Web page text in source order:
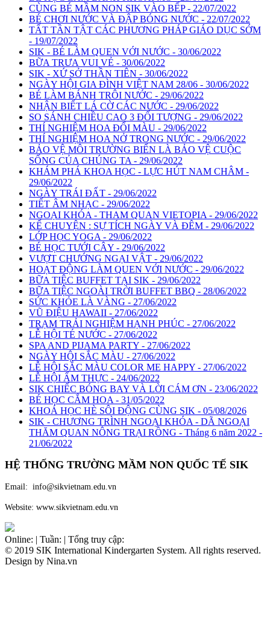
CÙNG BÉ MẦM NON SIK VÀO BẾP - 22/07/2022
BÉ CHƠI NƯỚC VÀ ĐẬP BÓNG NƯỚC - 22/07/2022
TẤT TẦN TẬT CÁC PHƯƠNG PHÁP GIÁO DỤC SỚM
- 19/07/2022
SIK - BÉ LÀM QUEN VỚI NƯỚC - 30/06/2022
BỮA TRƯA VUI VẺ - 30/06/2022
SIK - XỨ SỞ THẦN TIÊN - 30/06/2022
NGÀY HỘI GIA ĐÌNH VIỆT NAM 28/06 - 30/06/2022
BÉ LÀM BÁNH TRÔI NƯỚC - 29/06/2022
NHẬN BIẾT LÁ CỜ CÁC NƯỚC - 29/06/2022
SO SÁNH CHIỀU CAO 3 ĐỐI TƯỢNG - 29/06/2022
THÍ NGHIỆM HOA ĐỔI MÀU - 29/06/2022
THÍ NGHIỆM HOA NỞ TRONG NƯỚC - 29/06/2022
BẢO VỆ MÔI TRƯỜNG BIỂN LÀ BẢO VỆ CUỘC
SỐNG CỦA CHÚNG TA - 29/06/2022
KHÁM PHÁ KHOA HỌC - LỰC HÚT NAM CHÂM -
29/06/2022
NGÀY TRÁI ĐẤT - 29/06/2022
TIẾT ÂM NHẠC - 29/06/2022
NGOẠI KHÓA - THAM QUAN VIETOPIA - 29/06/2022
KỂ CHUYỆN : SỰ TÍCH NGÀY VÀ ĐÊM - 29/06/2022
LỚP HỌC YOGA - 29/06/2022
BÉ HỌC TƯỚI CÂY - 29/06/2022
VƯỢT CHƯỚNG NGẠI VẬT - 29/06/2022
HOẠT ĐỘNG LÀM QUEN VỚI NƯỚC - 29/06/2022
BỮA TIỆC BUFFET TẠI SIK - 29/06/2022
BỮA TIỆC NGOÀI TRỜI BUFFET BBQ - 28/06/2022
SỨC KHỎE LÀ VÀNG - 27/06/2022
VŨ ĐIỆU HAWAII - 27/06/2022
TRẠM TRẢI NGHIỆM HẠNH PHÚC - 27/06/2022
LỄ HỘI TÉ NƯỚC - 27/06/2022
SPA AND PIJAMA PARTY - 27/06/2022
NGÀY HỘI SẮC MÀU - 27/06/2022
LỄ HỘI SẮC MÀU COLOR ME HAPPY - 27/06/2022
LỄ HỘI ẨM THỰC - 24/06/2022
SIK CHIẾC BÓNG BAY VÀ LỜI CÁM ƠN - 23/06/2022
BÉ HỌC CẮM HOA - 31/05/2022
KHOÁ HỌC HÈ SÔI ĐỘNG CÙNG SIK - 05/08/2026
SIK - CHƯƠNG TRÌNH NGOẠI KHÓA - DÃ NGOẠI
THĂM QUAN NÔNG TRẠI RỒNG - Tháng 6 năm 2022 -
21/06/2022
HỆ THỐNG TRƯỜNG MẦM NON QUỐC TẾ SIK
Email: info@sikvietnam.edu.vn
Website: www.sikvietnam.edu.vn
Online: | Tuần: | Tổng truy cập:
© 2019 SIK International Kindergarten System. All rights reserved.
Design by Nina.vn